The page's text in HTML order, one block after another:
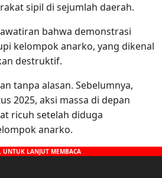
sipil di sejumlah daerah.
bahwa demonstrasi
kelompok anarko, yang dikenal
destruktif.
tanpa alasan. Sebelumnya,
2025, aksi massa di depan
ricuh setelah diduga
anarko.